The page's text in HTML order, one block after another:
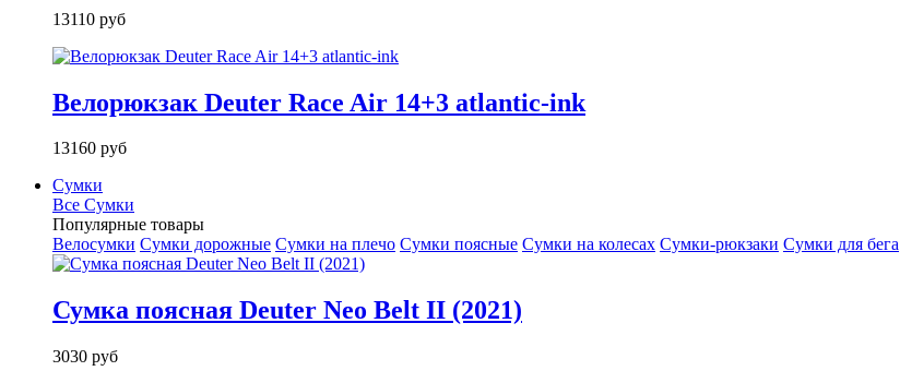
13110 руб
Велорюкзак Deuter Race Air 14+3 atlantic-ink
13160 руб
Сумки
Все Сумки
Популярные товары
Велосумки Сумки дорожные Сумки на плечо Сумки поясные Сумки на колесах Сумки-рюкзаки Сумки для бега
Сумка поясная Deuter Neo Belt II (2021)
3030 руб